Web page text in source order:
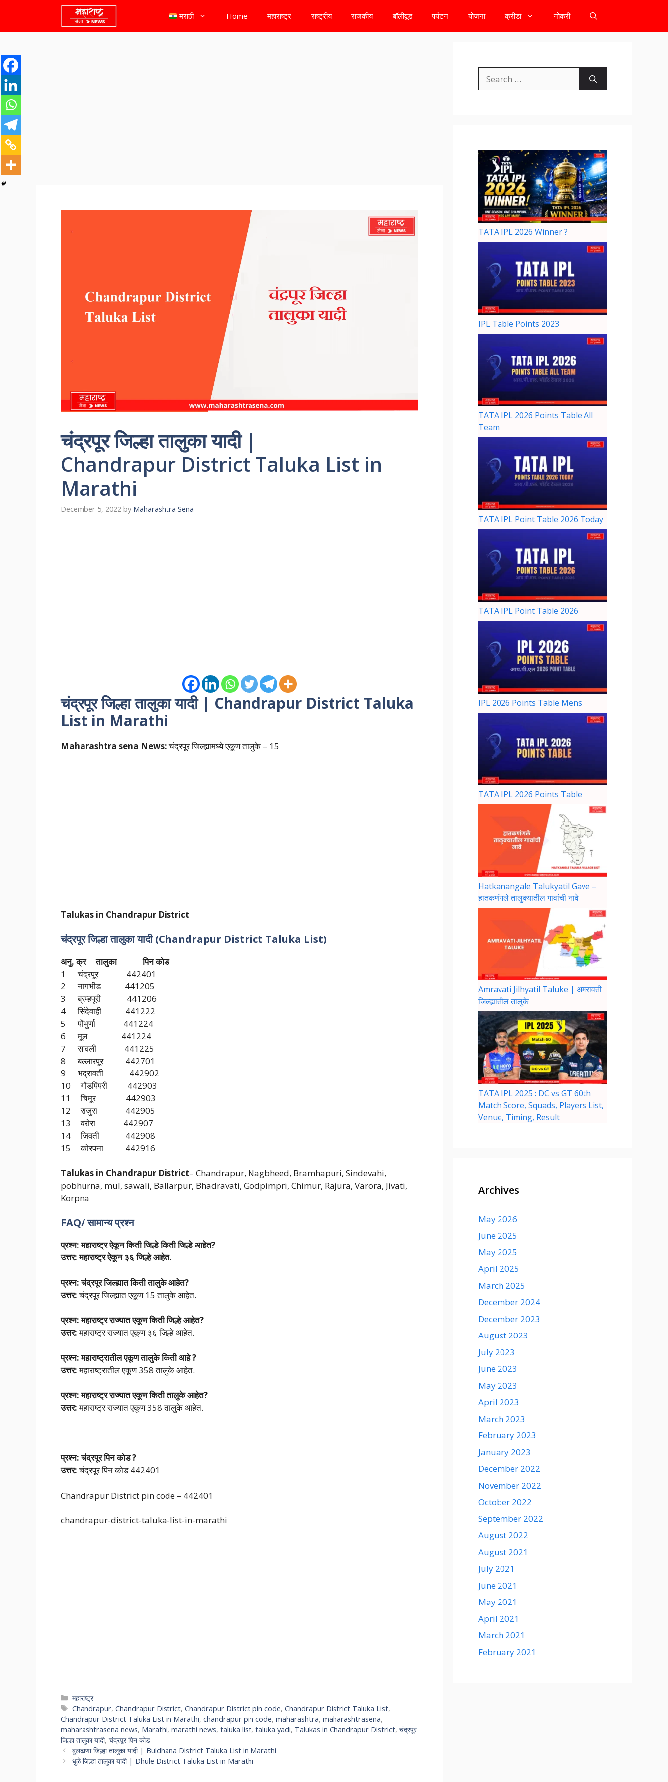
मराठी Home महाराष्ट्र राष्ट्रीय राजकीय बॉलीवूड पर्यटन योजना क्रीडा नोकरी
चंद्रपूर जिल्हा तालुका यादी |
Chandrapur District Taluka List in
Marathi
December 5, 2022 by Maharashtra Sena
चंद्रपूर जिल्हा तालुका यादी | Chandrapur District Taluka
List in Marathi
Maharashtra sena News:चंद्रपूर जिल्ह्यामध्ये एकूण तालुके – 15
Talukas in Chandrapur District
चंद्रपूर जिल्हा तालुका यादी (Chandrapur District Taluka List)
अनु. क्र तालुका पिन कोड
1 चंद्रपूर 442401
2 नागभीड 441205
3 ब्रम्हपूरी 441206
4 सिंदेवाही 441222
5 पोंभुर्णा 441224
6 मूल 441224
7 सावली 441225
8 बल्लारपूर 442701
9 भद्रावती 442902
10 गोंडपिंपरी 442903
11 चिमूर 442903
12 राजुरा 442905
13 वरोरा 442907
14 जिवती 442908
15 कोरपना 442916
Talukas in Chandrapur District– Chandrapur, Nagbheed, Bramhapuri, Sindevahi,
pobhurna, mul, sawali, Ballarpur, Bhadravati, Godpimpri, Chimur, Rajura, Varora, Jivati,
Korpna
FAQ/ सामान्य प्रश्न
प्रश्न: महाराष्ट्र ऐकून किती जिल्हे किती जिल्हे आहेत?
उत्तर: महाराष्ट्र ऐकून ३६ जिल्हे आहेत.
प्रश्न: चंद्रपूर जिल्ह्यात किती तालुके आहेत?
उत्तर:चंद्रपूर जिल्ह्यात एकूण 15 तालुके आहेत.
प्रश्न: महाराष्ट्र राज्यात एकूण किती जिल्हे आहेत?
उत्तर:महाराष्ट्र राज्यात एकूण ३६ जिल्हे आहेत.
प्रश्न: महाराष्ट्रातील एकूण तालुके किती आहे ?
उत्तर:महाराष्ट्रातील एकूण 358 तालुके आहेत.
प्रश्न: महाराष्ट्र राज्यात एकूण किती तालुके आहेत?
उत्तर:महाराष्ट्र राज्यात एकूण 358 तालुके आहेत.
प्रश्न: चंद्रपूर पिन कोड ?
उत्तर:चंद्रपूर पिन कोड 442401
Chandrapur District pin code – 442401
chandrapur-district-taluka-list-in-marathi
महाराष्ट्र
Chandrapur,Chandrapur District,Chandrapur District pin code,Chandrapur District Taluka List,
Chandrapur District Taluka List in Marathi, chandrapur pin code, maharashtra, maharashtrasena,
maharashtrasena news, Marathi, marathi news, taluka list, taluka yadi, Talukas in Chandrapur District, चंद्रपूर
जिल्हा तालुका यादी, चंद्रपूर पिन कोड
बुलढाणा जिल्हा तालुका यादी | Buldhana District Taluka List in Marathi
धुळे जिल्हा तालुका यादी | Dhule District Taluka List in Marathi
TATA IPL 2026 Winner ?
IPL Table Points 2023
TATA IPL 2026 Points Table All
Team
TATA IPL Point Table 2026 Today
TATA IPL Point Table 2026
IPL 2026 Points Table Mens
TATA IPL 2026 Points Table
Hatkanangale Talukyatil Gave –
हातकणंगले तालुक्यातील गावांची नावे
Amravati Jilhyatil Taluke | अमरावती
जिल्ह्यातील तालुके
TATA IPL 2025 : DC vs GT 60th
Match Score, Squads, Players List,
Venue, Timing, Result
Archives
May 2026
June 2025
May 2025
April 2025
March 2025
December 2024
December 2023
August 2023
July 2023
June 2023
May 2023
April 2023
March 2023
February 2023
January 2023
December 2022
November 2022
October 2022
September 2022
August 2022
August 2021
July 2021
June 2021
May 2021
April 2021
March 2021
February 2021